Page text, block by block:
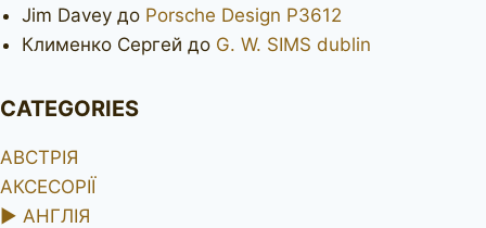
Jim Davey до Porsche Design P3612
Клименко Сергей до G. W. SIMS dublin
CATEGORIES
АВСТРІЯ
АКСЕСОРІЇ
► АНГЛІЯ